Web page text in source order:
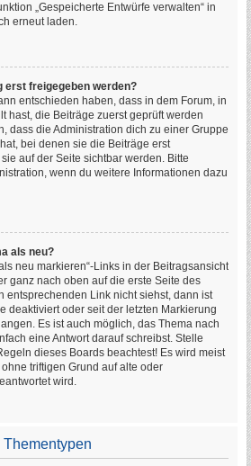
„Gespeicherte Entwürfe verwalten“ in
erneut laden.
erst freigegeben werden?
entschieden haben, dass in dem Forum, in
hast, die Beiträge zuerst geprüft werden
dass die Administration dich zu einer Gruppe
bei denen sie die Beiträge erst
auf der Seite sichtbar werden. Bitte
wenn du weitere Informationen dazu
als neu?
neu markieren“-Links in der Beitragsansicht
ganz nach oben auf die erste Seite des
entsprechenden Link nicht siehst, dann ist
deaktiviert oder seit der letzten Markierung
Es ist auch möglich, das Thema nach
eine Antwort darauf schreibst. Stelle
dieses Boards beachtest! Es wird meist
triftigen Grund auf alte oder
wird.
Thementypen